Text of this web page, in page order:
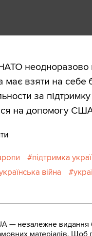
неодноразово
взяти на себе
за
на допомогу
підтримка
війна
— незалежне видання
матеріалів. Щоб